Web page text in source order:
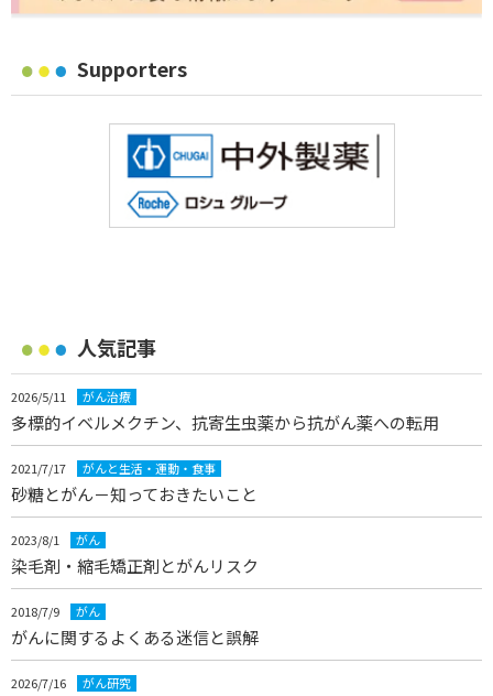
Supporters
人気記事
2026/5/11 がん治療
多標的イベルメクチン、抗寄生虫薬から抗がん薬への転用
2021/7/17 がんと生活・運動・食事
砂糖とがん－知っておきたいこと
2023/8/1 がん
染毛剤・縮毛矯正剤とがんリスク
2018/7/9 がん
がんに関するよくある迷信と誤解
2026/7/16 がん研究